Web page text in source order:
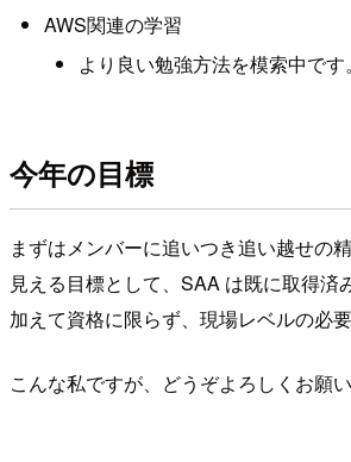
AWS関連の学習
より良い勉強方法を模索中です
今年の目標
まずはメンバーに追いつき追い越せの
見える目標として、SAA は既に取得済
加えて資格に限らず、現場レベルの必
こんな私ですが、どうぞよろしくお願